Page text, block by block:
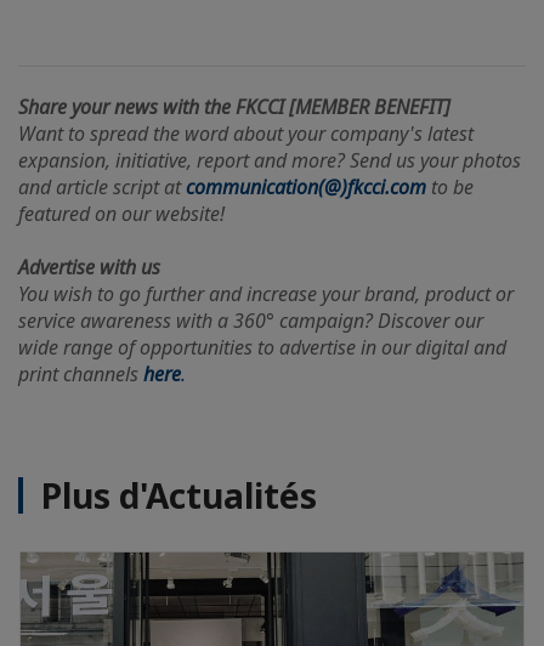
Share your news with the FKCCI [MEMBER BENEFIT]
Want to spread the word about your company's latest
expansion, initiative, report and more? Send us your photos
and article script atcommunication(@)fkcci.com to be
featured on our website!
Advertise with us
You wish to go further and increase your brand, product or
service awareness with a 360° campaign? Discover our
wide range of opportunities to advertise in our digital and
print channels here.
Plus d'Actualités